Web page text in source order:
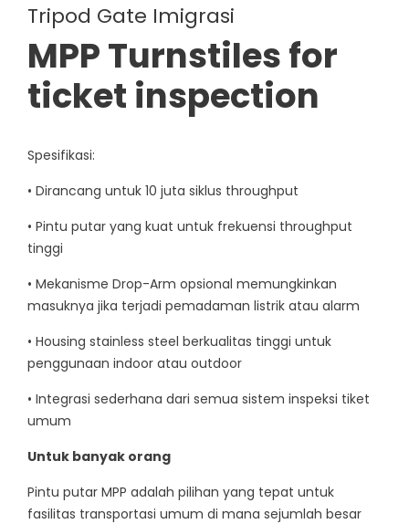
Tripod Gate Imigrasi
MPP Turnstiles for
ticket inspection
Spesifikasi:
• Dirancang untuk 10 juta siklus throughput
• Pintu putar yang kuat untuk frekuensi throughput
tinggi
• Mekanisme Drop-Arm opsional memungkinkan
masuknya jika terjadi pemadaman listrik atau alarm
• Housing stainless steel berkualitas tinggi untuk
penggunaan indoor atau outdoor
• Integrasi sederhana dari semua sistem inspeksi tiket
umum
Untuk banyak orang
Pintu putar MPP adalah pilihan yang tepat untuk
fasilitas transportasi umum di mana sejumlah besar